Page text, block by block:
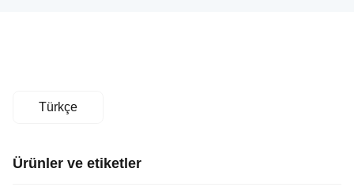
Türkçe
Ürünler ve etiketler